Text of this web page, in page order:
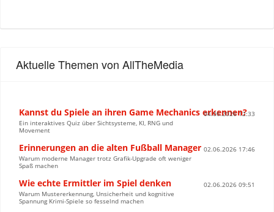
Aktuelle Themen von AllTheMedia
Kannst du Spiele an ihren Game Mechanics erkennen?
04.06.2026 12:33
Ein interaktives Quiz über Sichtsysteme, KI, RNG und
Movement
Erinnerungen an die alten Fußball Manager 02.06.2026 17:46
Warum moderne Manager trotz Grafik-Upgrade oft weniger
Spaß machen
Wie echte Ermittler im Spiel denken
02.06.2026 09:51
Warum Mustererkennung, Unsicherheit und kognitive
Spannung Krimi-Spiele so fesselnd machen